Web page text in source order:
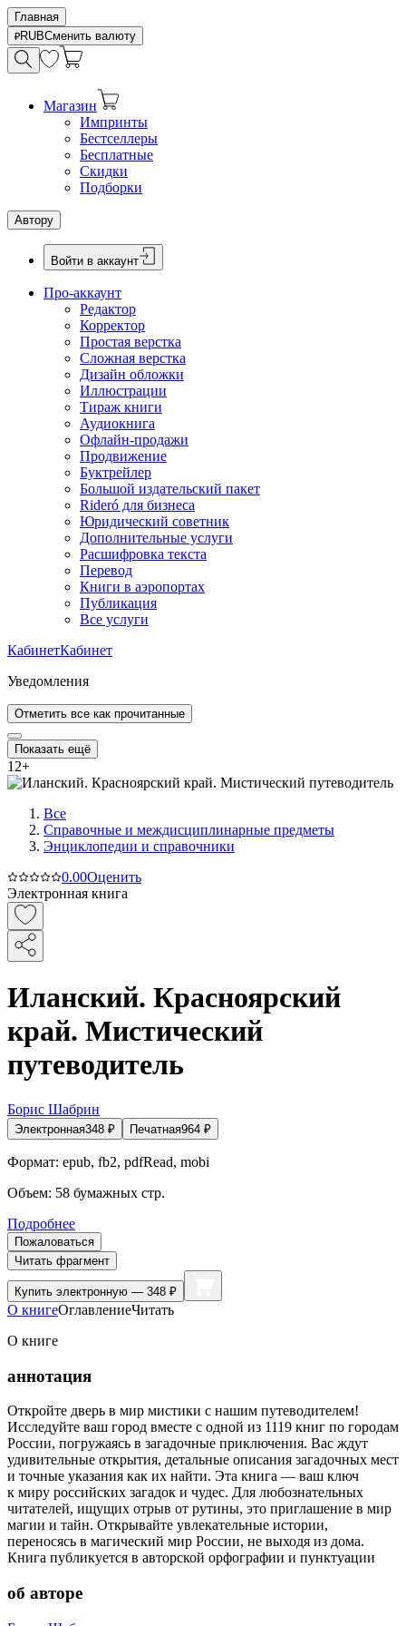
Главная
RUBСменить валюту
Магазин
Импринты
Бестселлеры
Бесплатные
Скидки
Подборки
Автору
Войти в аккаунт
Про-аккаунт
Редактор
Корректор
Простая верстка
Сложная верстка
Дизайн обложки
Иллюстрации
Тираж книги
Аудиокнига
Офлайн-продажи
Продвижение
Буктрейлер
Большой издательский пакет
Rideró для бизнеса
Юридический советник
Дополнительные услуги
Расшифровка текста
Перевод
Книги в аэропортах
Публикация
Все услуги
КабинетКабинет
Уведомления
Отметить все как прочитанные
Показать ещё
12+
Все
Справочные и междисциплинарные предметы
Энциклопедии и справочники
0.00Оценить
Электронная книга
Иланский. Красноярский
край. Мистический
путеводитель
Борис Шабрин
Электронная348 ₽ Печатная964 ₽
Формат: epub, fb2, pdfRead, mobi
Объем: 58 бумажных стр.
Подробнее
Пожаловаться
Читать фрагмент
Купить электронную — 348 ₽
О книгеОглавлениеЧитать
О книге
аннотация
Откройте дверь в мир мистики с нашим путеводителем!
Исследуйте ваш город вместе с одной из 1119 книг по городам
России, погружаясь в загадочные приключения. Вас ждут
удивительные открытия, детальные описания загадочных мест
и точные указания как их найти. Эта книга — ваш ключ
к миру российских загадок и чудес. Для любознательных
читателей, ищущих отрыв от рутины, это приглашение в мир
магии и тайн. Открывайте увлекательные истории,
переносясь в магический мир России, не выходя из дома.
Книга публикуется в авторской орфографии и пунктуации
об авторе